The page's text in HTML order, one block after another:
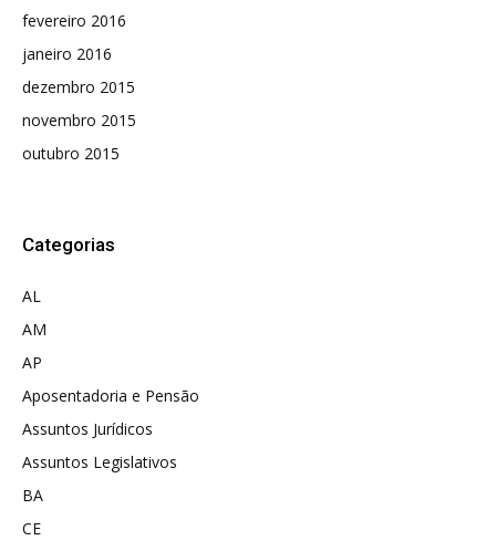
fevereiro 2016
janeiro 2016
dezembro 2015
novembro 2015
outubro 2015
Categorias
AL
AM
AP
Aposentadoria e Pensão
Assuntos Jurídicos
Assuntos Legislativos
BA
CE